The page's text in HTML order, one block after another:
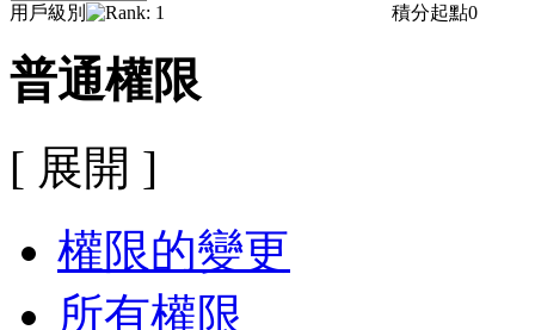
用戶級別 積分起點0
普通權限
[ 展開 ]
權限的變更
所有權限